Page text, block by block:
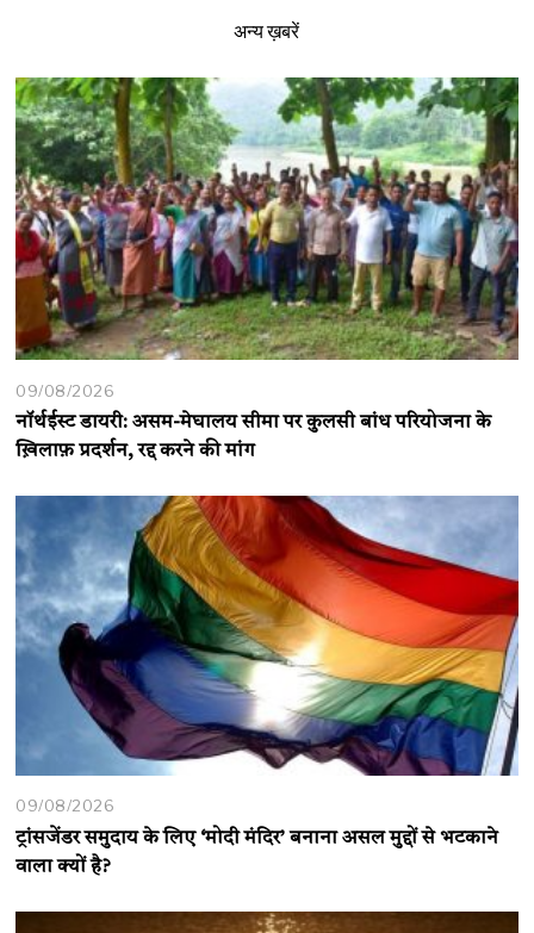
अन्य ख़बरें
09/08/2026
नॉर्थईस्ट डायरी: असम-मेघालय सीमा पर कुलसी बांध परियोजना के
ख़िलाफ़ प्रदर्शन, रद्द करने की मांग
09/08/2026
ट्रांसजेंडर समुदाय के लिए ‘मोदी मंदिर’ बनाना असल मुद्दों से भटकाने
वाला क्यों है?